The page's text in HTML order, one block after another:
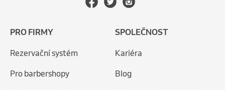
PRO FIRMY
Rezervační systém
Pro barbershopy
SPOLEČNOST
Kariéra
Blog